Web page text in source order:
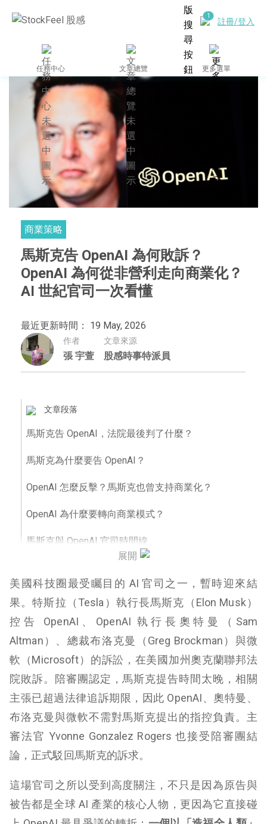
註冊/登入
任務中心 文章總覽 更多選單
商業策略
馬斯克告 OpenAI 為何敗訴？
OpenAI 為何從非營利走向商業化？
AI 世紀官司一次看懂
最近更新時間： 19 May, 2026
作者
張 宇萱
文章來源
股感時事特派員
文章段落
馬斯克告 OpenAI，法院最後判了什麼？
馬斯克為什麼要告 OpenAI？
OpenAI 怎麼反擊？馬斯克也曾支持商業化？
OpenAI 為什麼要轉向商業模式？
馬斯克與 OpenAI 官司時間線
這場官司對馬斯克有什麼影響？
為什麼這場官司不只是科技巨頭恩怨？
馬斯克輸了官司，但 OpenAI 的爭議還沒結束
展開
美國科技圈最受矚目的 AI 官司之一，暫時迎來結
果。特斯拉（Tesla）執行長馬斯克（Elon Musk）
控告 OpenAI、OpenAI 執行長奧特曼（Sam
Altman）、總裁布洛克曼（Greg Brockman）與微
軟（Microsoft）的訴訟，在美國加州奧克蘭聯邦法
院敗訴。陪審團認定，馬斯克提告時間太晚，相關
主張已超過法律追訴期限，因此 OpenAI、奧特曼、
布洛克曼與微軟不需對馬斯克提出的指控負責。主
審法官 Yvonne Gonzalez Rogers 也接受陪審團結
論，正式駁回馬斯克的訴求。
這場官司之所以受到高度關注，不只是因為原告與
被告都是全球 AI 產業的核心人物，更因為它直接碰